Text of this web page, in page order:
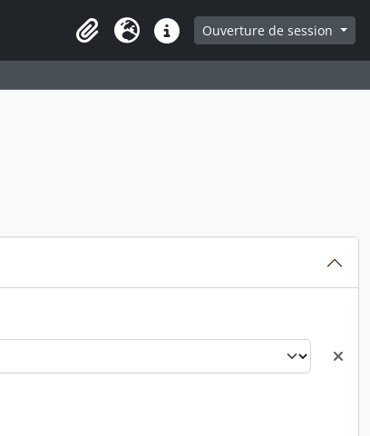
Presse-papier
LangueLiens rapidesOuverture de session